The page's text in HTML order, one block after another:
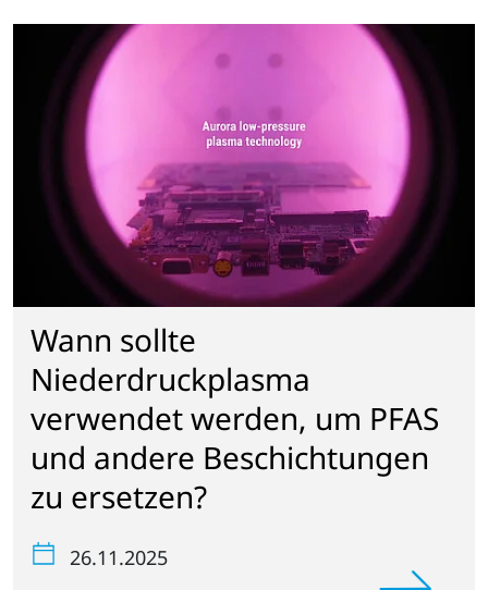
Wann sollte
Niederdruckplasma
verwendet werden, um PFAS
und andere Beschichtungen
zu ersetzen?
26.11.2025